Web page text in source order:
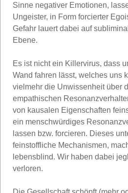
Sinne negativer Emotionen,
Ungeister, in Form forcierter
Gefahr lauert dabei auf
Ebene.
Es ist nicht ein Killervirus, dass
Wand fahren lässt, welches uns
vielmehr die Unwissenheit über
empathischen
von kausalen Eigenschaften
ein menschwürdiges
lassen bzw. forcieren. Dieses
feinstoffliche Mechanismen,
lebensblind. Wir haben dabei
verloren.